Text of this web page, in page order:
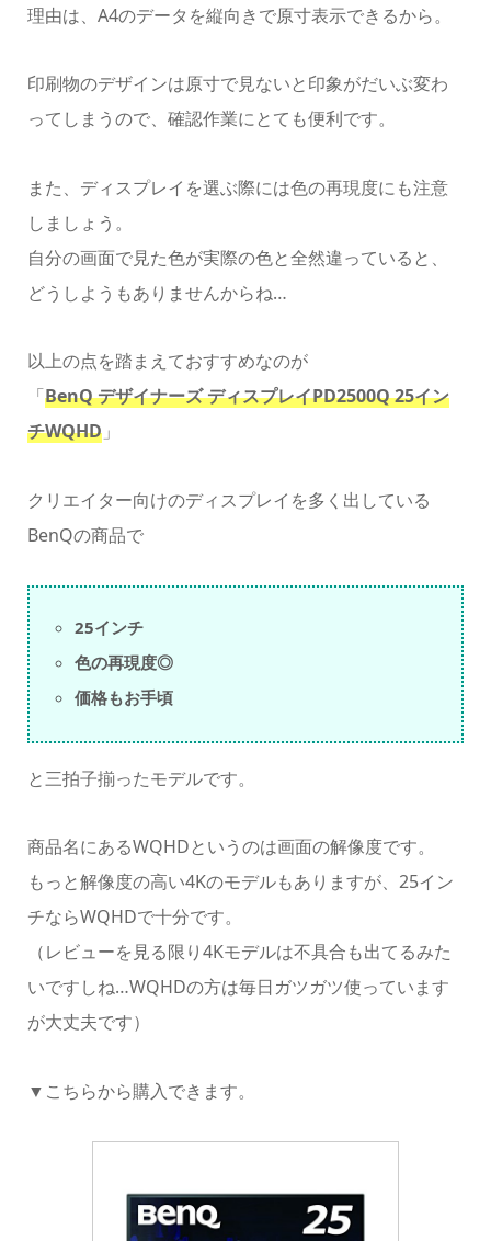
理由は、A4のデータを縦向きで原寸表示できるから。
印刷物のデザインは原寸で見ないと印象がだいぶ変わ
ってしまうので、確認作業にとても便利です。
また、ディスプレイを選ぶ際には色の再現度にも注意
しましょう。
自分の画面で見た色が実際の色と全然違っていると、
どうしようもありませんからね…
以上の点を踏まえておすすめなのが
「BenQ デザイナーズ ディスプレイPD2500Q 25イン
チWQHD」
クリエイター向けのディスプレイを多く出している
BenQの商品で
25インチ
色の再現度◎
価格もお手頃
と三拍子揃ったモデルです。
商品名にあるWQHDというのは画面の解像度です。
もっと解像度の高い4Kのモデルもありますが、25イン
チならWQHDで十分です。
（レビューを見る限り4Kモデルは不具合も出てるみた
いですしね…WQHDの方は毎日ガツガツ使っています
が大丈夫です）
▼こちらから購入できます。